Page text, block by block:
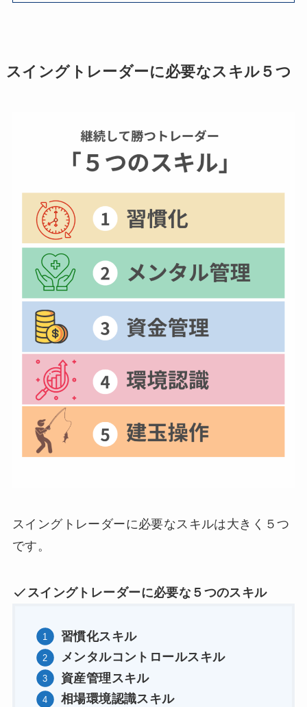
スイングトレーダーに必要なスキル５つ
スイングトレーダーに必要なスキルは大きく５つ
です。
スイングトレーダーに必要な５つのスキル
習慣化スキル
メンタルコントロールスキル
資産管理スキル
相場環境認識スキル